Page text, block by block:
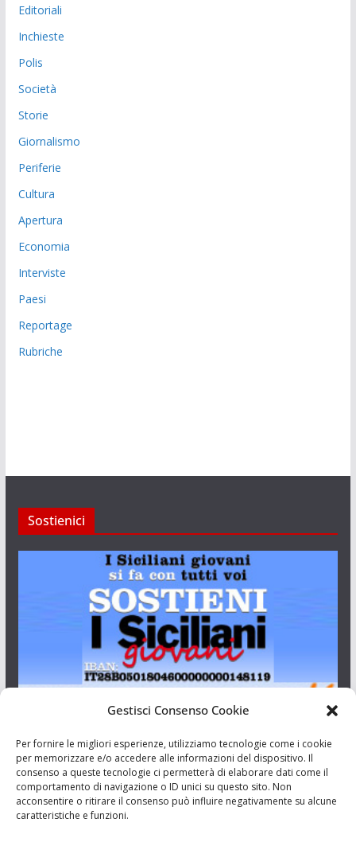
Gestisci Consenso Cookie
Per fornire le migliori esperienze, utilizziamo tecnologie come i cookie
per memorizzare e/o accedere alle informazioni del dispositivo. Il
consenso a queste tecnologie ci permetterà di elaborare dati come il
comportamento di navigazione o ID unici su questo sito. Non
acconsentire o ritirare il consenso può influire negativamente su alcune
caratteristiche e funzioni.
Editoriali
Inchieste
Polis
Società
Storie
Giornalismo
Periferie
Cultura
Apertura
Economia
Interviste
Paesi
Reportage
Rubriche
Sostienici
Aut. del tribunale di Catania n.23/2011 del 20/09/2011 Dir.
Resp. Riccardo Orioles.